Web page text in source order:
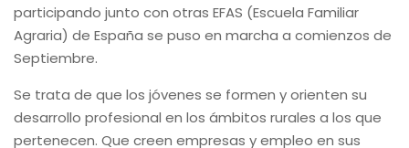
participando junto con otras EFAS (Escuela Familiar
Agraria) de España se puso en marcha a comienzos de
Septiembre.
Se trata de que los jóvenes se formen y orienten su
desarrollo profesional en los ámbitos rurales a los que
pertenecen. Que creen empresas y empleo en sus